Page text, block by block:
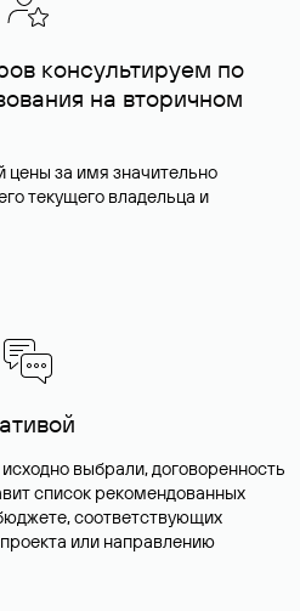
консультируем по
на вторичном
за имя значительно
текущего владельца и
выбрали, договоренность
список рекомендованных
соответствующих
или направлению